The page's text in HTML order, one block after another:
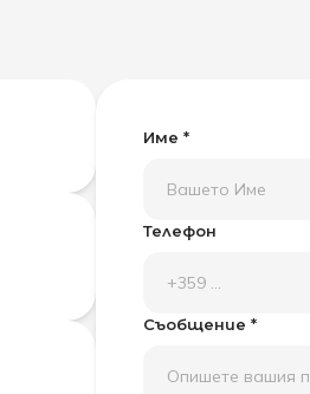
Име *
Телефон
Съобщение *